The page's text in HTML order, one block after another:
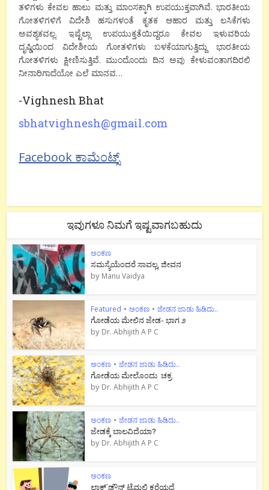
ತಳಿಗಳು ಕೇವಲ ಹಾಲು ಮತ್ತು ಮಾಂಸಕ್ಕಾಗಿ ಉಪಯುಕ್ತವಾಗಿವೆ. ಭಾರತೀಯ
ಗೋತಳಿಗಳಿಗೆ ವಿದೇಶಿ ಹಸುಗಳಂತೆ ಕೃತಕ ಆಹಾರ ಮತ್ತು ಲಸಿಕೆಗಳು
ಅವಶ್ಯಕವಲ್ಲ. ಇಷ್ಟೆಲ್ಲಾ ಉಪಯುಕ್ತತೆಯಿದ್ದರೂ ಕೇವಲ ಇಳುವರಿಯ
ದೃಷ್ಡಿಯಿಂದ ವಿದೇಶೀಯ ಗೋತಳಿಗಳು ಬಳಕೆಯಾಗುತ್ತಿದ್ದು ಭಾರತೀಯ
ಗೋತಳಿಗಳು ಕ್ಷೀಣಿಸುತ್ತಿವೆ. ಮುಂದೊಂದು ದಿನ ಅವು ಕೇಳುವಂತಾಗದಿರಲಿ
ನೀನಾರಿಗಾದೆಯೋ ಎಲೆ ಮಾನವ…
-Vighnesh Bhat
sbhatvighnesh@gmail.com
Facebook ಕಾಮೆಂಟ್ಸ್
ಇವುಗಳೂ ನಿಮಗೆ ಇಷ್ಟವಾಗಬಹುದು
ಅಂಕಣ
ಸಮಸ್ಯೆಯೆಂದರೆ ಸಾವಲ್ಲ, ಜೀವನ
by Manu Vaidya
Featured • ಅಂಕಣ • ಜೇಡನ ಜಾಡು ಹಿಡಿದು..
ಗೋಡೆಯ ಮೇಲಿನ ಜೇಡ- ಭಾಗ ೨
by Dr. Abhijith A P C
ಅಂಕಣ • ಜೇಡನ ಜಾಡು ಹಿಡಿದು..
ಗೋಡೆಯ ಮೇಲೊಂದು ಚಕ್ರ
by Dr. Abhijith A P C
ಅಂಕಣ • ಜೇಡನ ಜಾಡು ಹಿಡಿದು..
ಜೇಡಕ್ಕೆ ಬಾಲವಿದೆಯಾ?
by Dr. Abhijith A P C
ಅಂಕಣ
ಲಾಕ್`ಡೌನ್ ಟೈಮಲ್ಲಿ ಕರೆಯದೆ